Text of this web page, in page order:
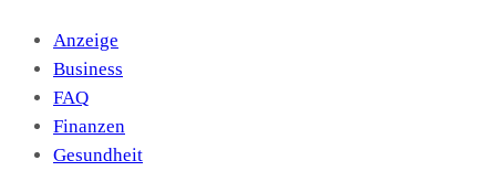
Anzeige
Business
FAQ
Finanzen
Gesundheit